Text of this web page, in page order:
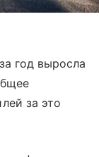
год выросла
за это